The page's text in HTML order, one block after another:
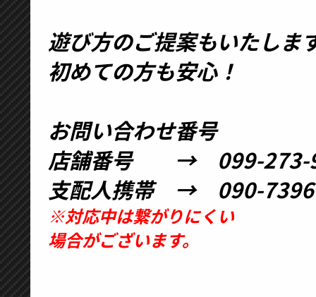
遊び方のご提案もいたしま
初めての方も安心！
お問い合わせ番号
店舗番号 → 099-273-
支配人携帯 → 090-
※対応中は繋がりにくい
場合がございます。